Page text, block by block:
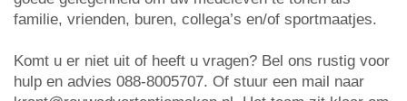
familie, vrienden, buren, collega’s en/of sportmaatjes.
Komt u er niet uit of heeft u vragen? Bel ons rustig voor
hulp en advies 088-8005707. Of stuur een mail naar